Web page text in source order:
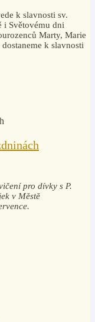
k slavnosti sv.
i Světovému dni
Marty, Marie
k slavnosti
pro dívky s P.
v Městě